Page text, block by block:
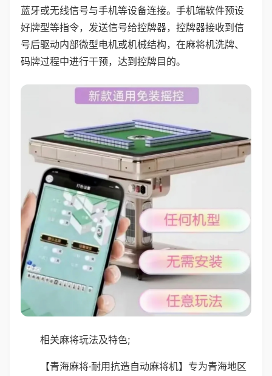
蓝牙或无线信号与手机等设备连接。手机端软件预设
好牌型等指令，发送信号给控牌器，控牌器接收到信
号后驱动内部微型电机或机械结构，在麻将机洗牌、
码牌过程中进行干预，达到控牌目的。
相关麻将玩法及特色;
【青海麻将·耐用抗造自动麻将机】专为青海地区